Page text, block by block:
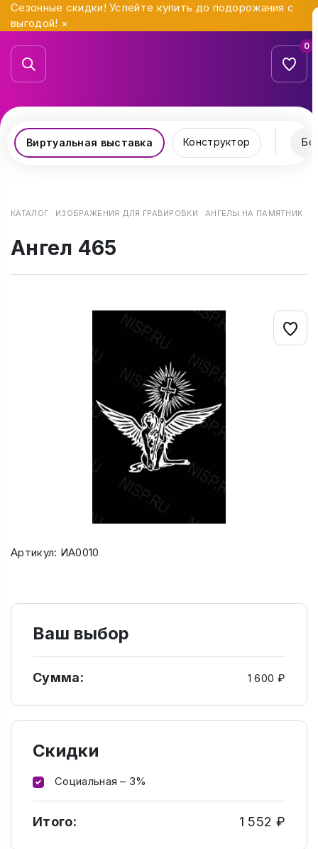
Сезонные скидки! Успейте купить до подорожания с
выгодой! ×
0
Виртуальная выставка Конструктор
КАТАЛОГ ИЗОБРАЖЕНИЯ ДЛЯ ГРАВИРОВКИ АНГЕЛЫ НА ПАМЯТНИК
Ангел 465
Артикул: ИА0010
Ваш выбор
Сумма: 1 600 ₽
Скидки
Социальная – 3%
Итого: 1 552 ₽